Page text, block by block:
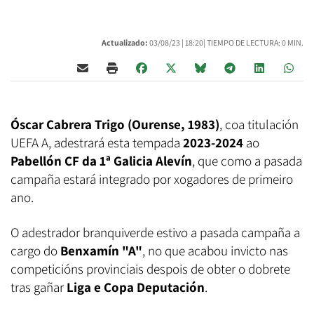
Actualizado: 03/08/23 | 18:20| TIEMPO DE LECTURA: 0 MIN.
Óscar Cabrera Trigo (Ourense, 1983), coa titulación
UEFA A, adestrará esta tempada 2023-2024 ao
Pabellón CF da 1ª Galicia Alevín, que como a pasada
campaña estará integrado por xogadores de primeiro
ano.
O adestrador branquiverde estivo a pasada campaña a
cargo do Benxamín "A", no que acabou invicto nas
competicións provinciais despois de obter o dobrete
tras gañar Liga e Copa Deputación.